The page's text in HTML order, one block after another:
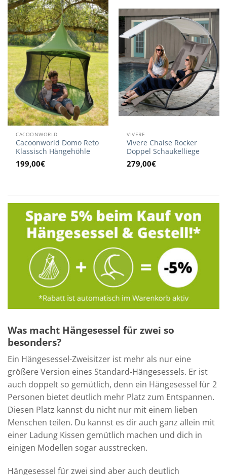
CACOONWORLD
Cacoonworld Domo Reto
Klassisch Hängehöhle
199,00€
VIVERE
Vivere Chaise Rocker
Doppel Schaukelliege
279,00€
Was macht Hängesessel für zwei so
besonders?
Ein Hängesessel-Zweisitzer ist mehr als nur eine
größere Version eines Standard-Hängesessels. Er ist
auch doppelt so gemütlich, denn ein Hängesessel für 2
Personen bietet deutlich mehr Platz zum Entspannen.
Diesen Platz kannst du nicht nur mit einem lieben
Menschen teilen. Du kannst es dir auch ganz allein mit
einer Ladung Kissen gemütlich machen und dich in
einigen Modellen sogar ausstrecken.
Hängesessel für zwei sind aber auch deutlich